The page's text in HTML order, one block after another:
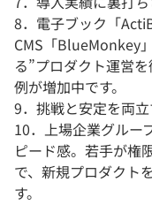
8．電子ブック「
CMS「BlueMonkey
る”プロダクト運営
例が増加中です。
9．挑戦と安定を両
10．上場企業グルー
ピード感。若手が権
で、新規プロダクト
す。